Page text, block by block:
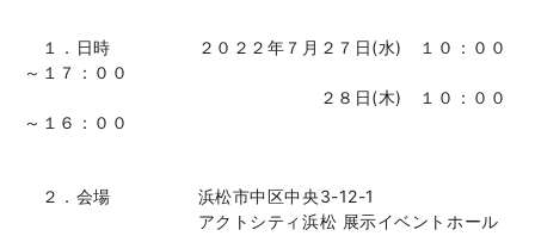
１．日時 ２０２２年７月２７日(水) １０：００
～１７：００
２８日(木) １０：００
～１６：００
２．会場 浜松市中区中央3-12-1
アクトシティ浜松 展示イベントホール